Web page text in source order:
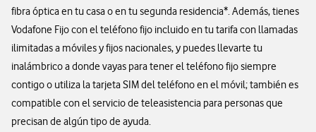
fibra óptica en tu casa o en tu segunda residencia*. Además, tienes
Vodafone Fijo con el teléfono fijo incluido en tu tarifa con llamadas
ilimitadas a móviles y fijos nacionales, y puedes llevarte tu
inalámbrico a donde vayas para tener el teléfono fijo siempre
contigo o utiliza la tarjeta SIM del teléfono en el móvil; también es
compatible con el servicio de teleasistencia para personas que
precisan de algún tipo de ayuda.